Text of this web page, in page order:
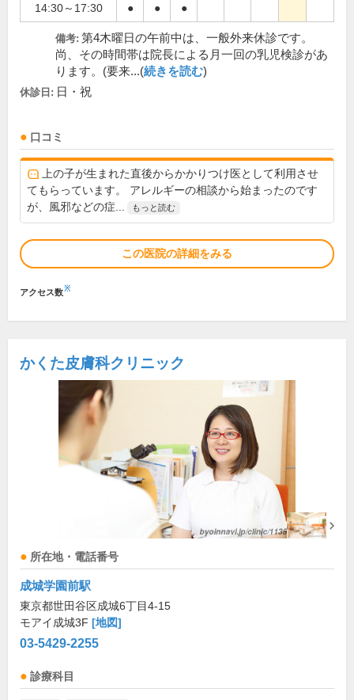
14:30～17:30 ● ● ●
備考: 第4木曜日の午前中は、一般外来休診です。
尚、その時間帯は院長による月一回の乳児検診があ
ります。(要来...(続きを読む)
休診日: 日・祝
口コミ
上の子が生まれた直後からかかりつけ医として利用させ
てもらっています。 アレルギーの相談から始まったのです
が、風邪などの症...
もっと読む
この医院の詳細をみる
アクセス数※
かくた皮膚科クリニック
所在地・電話番号
成城学園前駅
東京都世田谷区成城6丁目4-15
モアイ成城3F [地図]
03-5429-2255
診療科目